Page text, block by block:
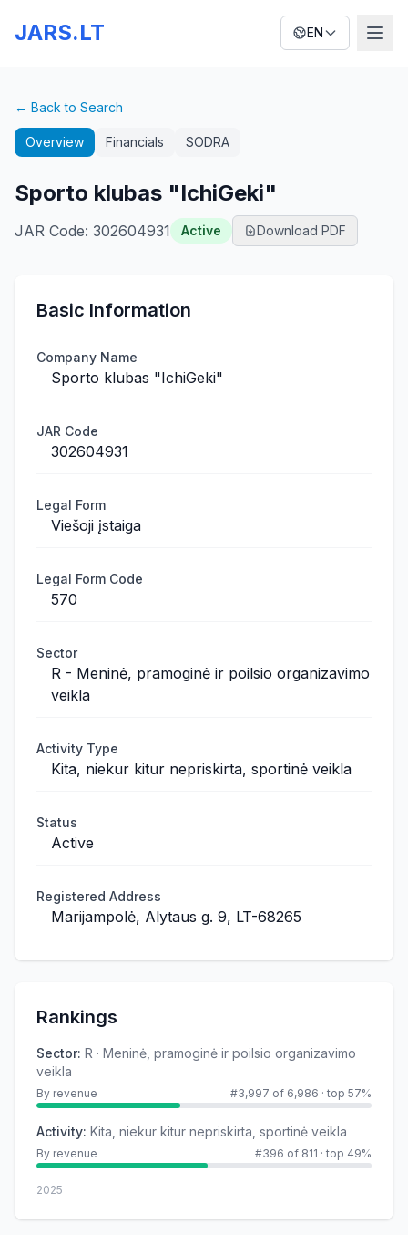
JARS.LT EN
← Back to Search
Overview Financials SODRA
Sporto klubas "IchiGeki"
JAR Code: 302604931 Active Download PDF
Basic Information
Company Name
Sporto klubas "IchiGeki"
JAR Code
302604931
Legal Form
Viešoji įstaiga
Legal Form Code
570
Sector
R - Meninė, pramoginė ir poilsio organizavimo
veikla
Activity Type
Kita, niekur kitur nepriskirta, sportinė veikla
Status
Active
Registered Address
Marijampolė, Alytaus g. 9, LT-68265
Rankings
Sector: R · Meninė, pramoginė ir poilsio organizavimo
veikla
By revenue #3,997 of 6,986 · top 57%
Activity: Kita, niekur kitur nepriskirta, sportinė veikla
By revenue #396 of 811 · top 49%
2025